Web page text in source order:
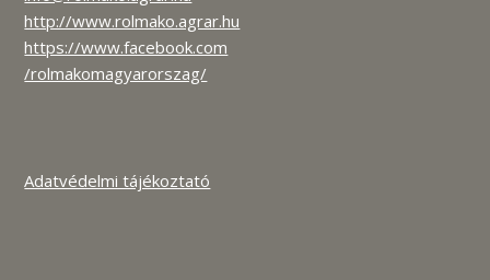
http://www.rolmako.agrar.hu
https://www.facebook.com
/rolmakomagyarorszag/
Adatvédelmi tájékoztató